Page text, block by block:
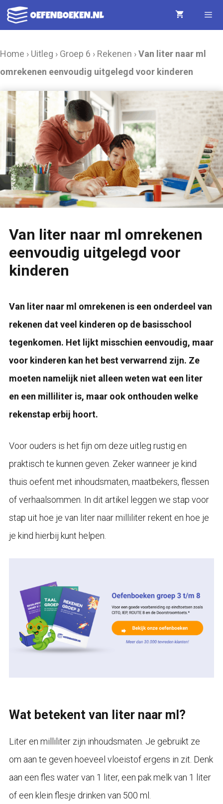
Ga
naar
Home › Uitleg › Groep 6 › Rekenen ›Van liter naar ml
omrekenen eenvoudig uitgelegd voor kinderen
Van liter naar ml omrekenen
eenvoudig uitgelegd voor
kinderen
Van liter naar ml omrekenen is een onderdeel van
rekenen dat veel kinderen op de basisschool
tegenkomen. Het lijkt misschien eenvoudig, maar
voor kinderen kan het best verwarrend zijn. Ze
moeten namelijk niet alleen weten wat een liter
en een milliliter is, maar ook onthouden welke
rekenstap erbij hoort.
Voor ouders is het fijn om deze uitleg rustig en
praktisch te kunnen geven. Zeker wanneer je kind
thuis oefent met inhoudsmaten, maatbekers, flessen
of verhaalsommen. In dit artikel leggen we stap voor
stap uit hoe je van liter naar milliliter rekent en hoe je
je kind hierbij kunt helpen.
Wat betekent van liter naar ml?
Liter en milliliter zijn inhoudsmaten. Je gebruikt ze
om aan te geven hoeveel vloeistof ergens in zit. Denk
aan een fles water van 1 liter, een pak melk van 1 liter
of een klein flesje drinken van 500 ml.